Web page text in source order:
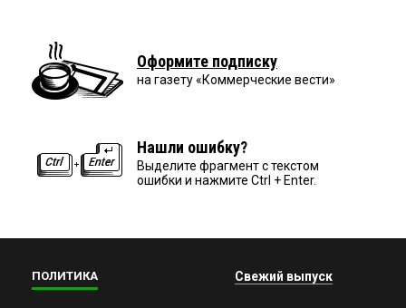
Оформите подписку
на газету «Коммерческие вести»
Нашли ошибку?
Выделите фрагмент с текстом
ошибки и нажмите Ctrl + Enter.
ПОЛИТИКА Свежий выпуск